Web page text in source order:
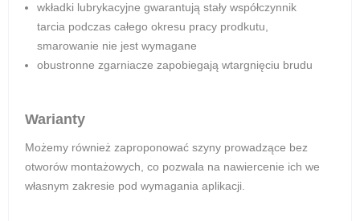
wkładki lubrykacyjne gwarantują stały współczynnik
tarcia podczas całego okresu pracy prodkutu,
smarowanie nie jest wymagane
obustronne zgarniacze zapobiegają wtargnięciu brudu
Warianty
Możemy również zaproponować szyny prowadzące bez
otworów montażowych, co pozwala na nawiercenie ich we
własnym zakresie pod wymagania aplikacji.